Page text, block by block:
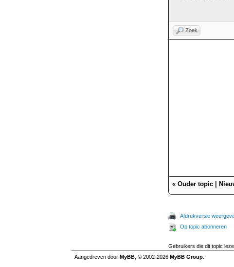
Zoek
« Ouder topic
Afdrukversie
Op topic abonneren
Gebruikers die dit topic
Aangedreven door MyBB , © 2002-2026 MyBB Group